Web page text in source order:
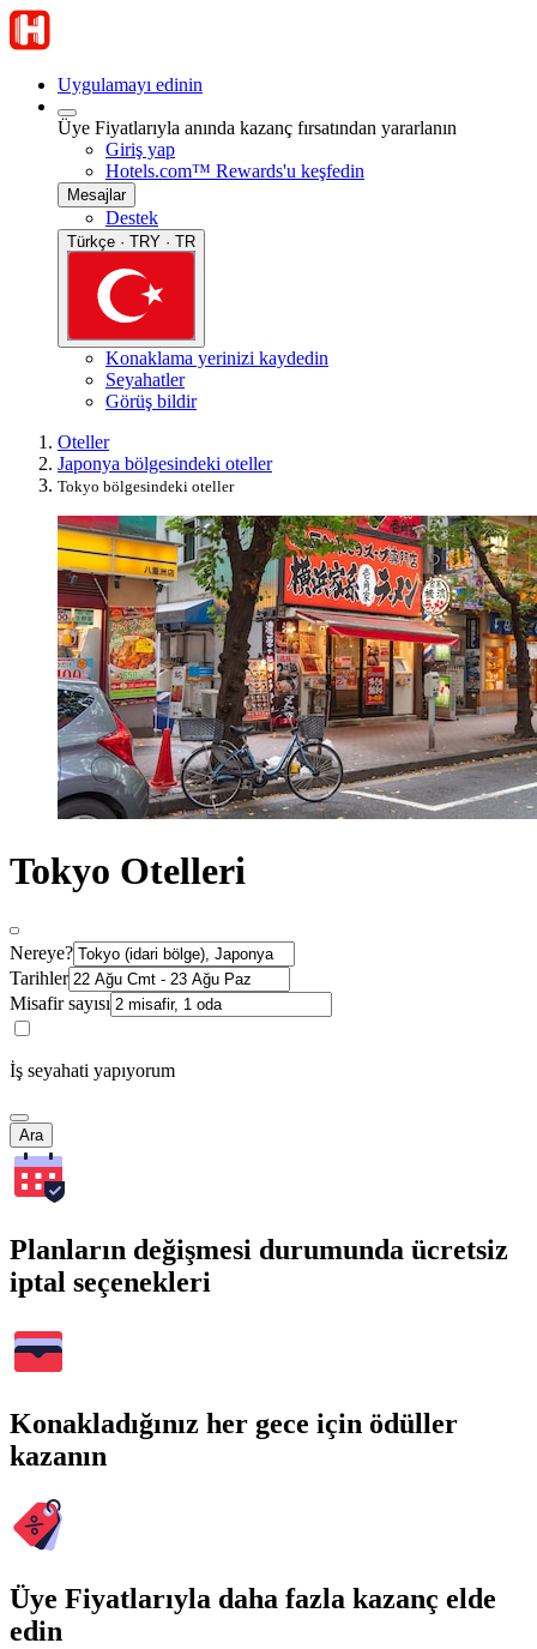
Uygulamayı edinin
Üye Fiyatlarıyla anında kazanç fırsatından yararlanın
Giriş yap
Hotels.com™ Rewards'u keşfedin
Mesajlar
Destek
Türkçe · TRY · TR
Konaklama yerinizi kaydedin
Seyahatler
Görüş bildir
Oteller
Japonya bölgesindeki oteller
Tokyo bölgesindeki oteller
Tokyo Otelleri
Nereye?
Tarihler
Misafir sayısı
İş seyahati yapıyorum
Ara
Planların değişmesi durumunda ücretsiz
iptal seçenekleri
Konakladığınız her gece için ödüller
kazanın
Üye Fiyatlarıyla daha fazla kazanç elde
edin